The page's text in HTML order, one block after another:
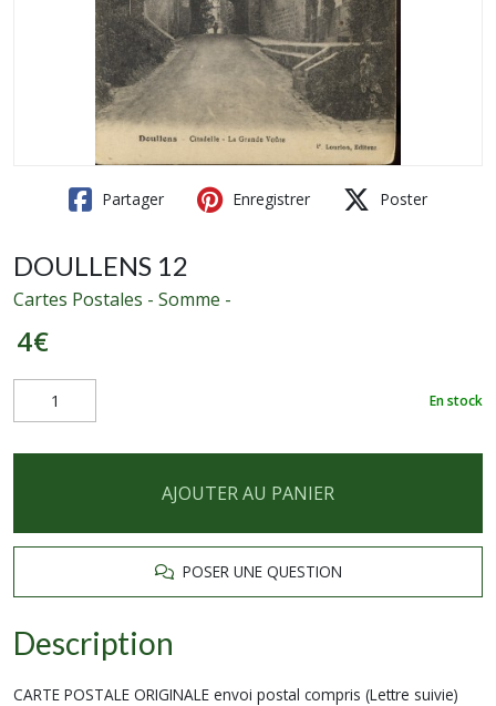
Partager Enregistrer Poster
DOULLENS 12
Cartes Postales - Somme -
4€
En stock
AJOUTER AU PANIER
POSER UNE QUESTION
Description
CARTE POSTALE ORIGINALE envoi postal compris (Lettre suivie)